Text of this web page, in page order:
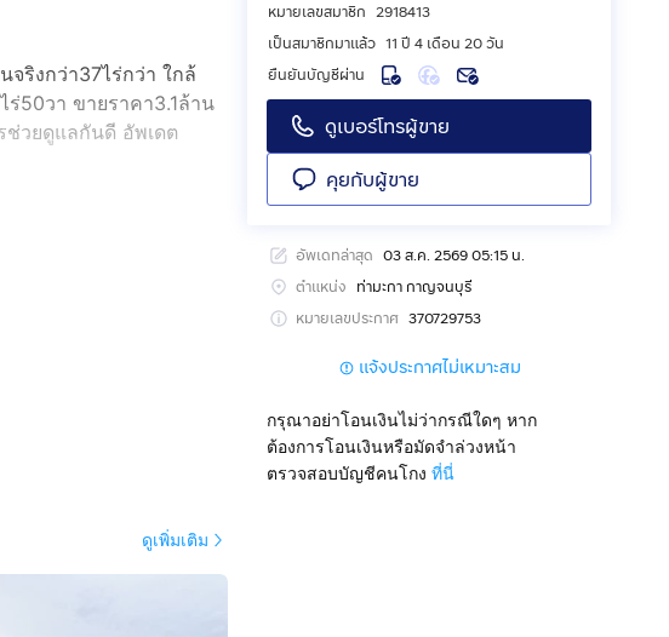
ริงกว่า37ไร่กว่า ใกล้
50วา ขายราคา3.1ล้าน
วยดูแลกันดี อัพเดต
หมายเลขสมาชิก 2918413
เป็นสมาชิกมาแล้ว 11 ปี 4 เดือน 20 วัน
ยืนยันบัญชีผ่าน
ดูเบอร์โทรผู้ขาย
คุยกับผู้ขาย
อัพเดทล่าสุด 03 ส.ค. 2569 05:15 น.
ตำแหน่ง ท่ามะกา กาญจนบุรี
หมายเลขประกาศ 370729753
แจ้งประกาศไม่เหมาะสม
กรุณาอย่าโอนเงินไม่ว่ากรณีใดๆ หาก
ต้องการโอนเงินหรือมัดจำล่วงหน้า
ตรวจสอบบัญชีคนโกง ที่นี่
ดูเพิ่มเติม